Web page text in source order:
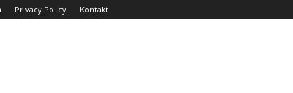
Privacy Policy Kontakt